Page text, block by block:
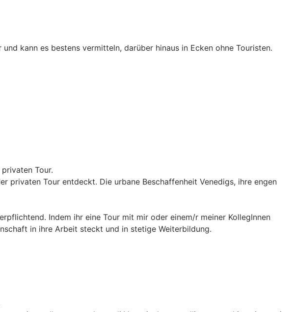
kann es bestens vermitteln, darüber hinaus in Ecken ohne Touristen.
Tour.
privaten Tour entdeckt. Die urbane Beschaffenheit Venedigs, ihre engen
Indem ihr eine Tour mit mir oder einem/r meiner KollegInnen
in ihre Arbeit steckt und in stetige Weiterbildung.